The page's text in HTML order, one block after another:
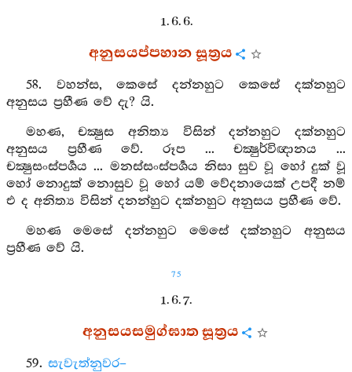
1. 6. 6.
අනුසයප්පහාන සූත්‍රය
58. වහන්ස, කෙසේ දන්නහුට කෙසේ දක්නහුට
අනුසය ප්‍රහීණ වේ දැ? යි.
මහණ, චක්‍ෂුස අනිත්‍ය විසින් දන්නහුට දක්නහුට
අනුසය ප්‍රහීණ වේ. රූප ... චක්‍ෂුර්විඥානය ...
චක්‍ෂුසංස්පර්‍ශය ... මනස්සංස්පර්‍ශය නිසා සුව වූ හෝ දුක් වූ
හෝ නොදුක් නොසුව වූ හෝ යම් වේදනායෙක් උපදී නම්
එ ද අනිත්‍ය විසින් දනන්හුට දක්නහුට අනුසය ප්‍රහීණ වේ.
මහණ මෙසේ දන්නහුට මෙසේ දක්නහුට අනුසය
ප්‍රහීණ වේ යි.
75
1. 6. 7.
අනුසයසමුග්ඝාත සූත්‍රය
59. සැවැත්නුවර–